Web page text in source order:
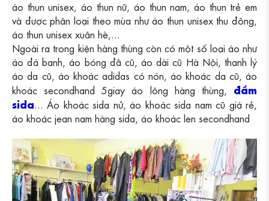
áo thun unisex, áo thun nữ, áo thun nam, áo thun trẻ em
và được phân loại theo mùa như áo thun unisex thu đông,
áo thun unisex xuân hè,...
Ngoài ra trong kiện hàng thùng còn có một số loại áo như
áo đá banh, áo bóng đã cũ, áo dài cũ Hà Nội, thanh lý
áo da cũ, áo khoác adidas có nón, áo khoác da cũ, áo
khoác secondhand 5giay áo lông hàng thùng, đầm
sida ... Áo khoác sida nử, áo khoác sida nam cũ giá rẻ,
áo khoác jean nam hàng sida, áo khoác len secondhand